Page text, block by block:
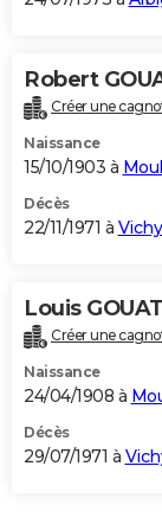
Robert
Créer une
Naissance
15/10/1903 à
Décès
22/11/1971 à Vichy
Louis GOUAT
Créer une
Naissance
24/04/1908 à
Décès
29/07/1971 à